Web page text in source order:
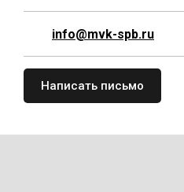
info@mvk-spb.ru
Написать письмо